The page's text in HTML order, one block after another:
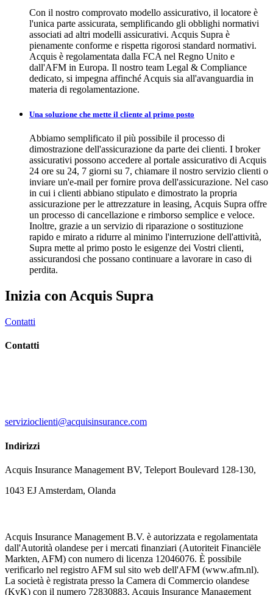
Con il nostro comprovato modello assicurativo, il locatore è
l'unica parte assicurata, semplificando gli obblighi normativi
associati ad altri modelli assicurativi. Acquis Supra è
pienamente conforme e rispetta rigorosi standard normativi.
Acquis è regolamentata dalla FCA nel Regno Unito e
dall'AFM in Europa. Il nostro team Legal & Compliance
dedicato, si impegna affinché Acquis sia all'avanguardia in
materia di regolamentazione.
Una soluzione che mette il cliente al primo posto
Abbiamo semplificato il più possibile il processo di
dimostrazione dell'assicurazione da parte dei clienti. I broker
assicurativi possono accedere al portale assicurativo di Acquis
24 ore su 24, 7 giorni su 7, chiamare il nostro servizio clienti o
inviare un'e-mail per fornire prova dell'assicurazione. Nel caso
in cui i clienti abbiano stipulato e dimostrato la propria
assicurazione per le attrezzature in leasing, Acquis Supra offre
un processo di cancellazione e rimborso semplice e veloce.
Inoltre, grazie a un servizio di riparazione o sostituzione
rapido e mirato a ridurre al minimo l'interruzione dell'attività,
Supra mette al primo posto le esigenze dei Vostri clienti,
assicurandosi che possano continuare a lavorare in caso di
perdita.
Inizia con Acquis Supra
Contatti
Contatti
servizioclienti@acquisinsurance.com
Indirizzi
Acquis Insurance Management BV, Teleport Boulevard 128-130,
1043 EJ Amsterdam, Olanda
Acquis Insurance Management B.V. è autorizzata e regolamentata
dall'Autorità olandese per i mercati finanziari (Autoriteit Financiële
Markten, AFM) con numero di licenza 12046076. È possibile
verificarlo nel registro AFM sul sito web dell'AFM (www.afm.nl).
La società è registrata presso la Camera di Commercio olandese
(KvK) con il numero 72830883. Acquis Insurance Management